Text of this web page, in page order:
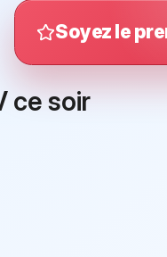
Soyez le
ce soir